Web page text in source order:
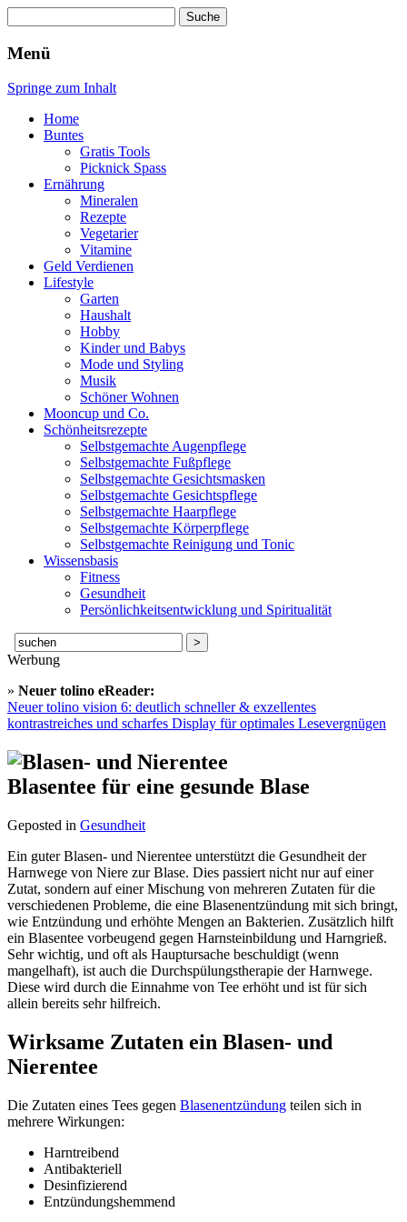
Pinkies
nach:
Menü
Springe zum Inhalt
Home
Buntes
Gratis Tools
Picknick Spass
Ernährung
Mineralen
Rezepte
Vegetarier
Vitamine
Geld Verdienen
Lifestyle
Garten
Haushalt
Hobby
Kinder und Babys
Mode und Styling
Musik
Schöner Wohnen
Mooncup und Co.
Schönheitsrezepte
Selbstgemachte Augenpflege
Selbstgemachte Fußpflege
Selbstgemachte Gesichtsmasken
Selbstgemachte Gesichtspflege
Selbstgemachte Haarpflege
Selbstgemachte Körperpflege
Selbstgemachte Reinigung und Tonic
Wissensbasis
Fitness
Gesundheit
Persönlichkeitsentwicklung und Spiritualität
Suche
nach:
Werbung
» Neuer tolino eReader:
Neuer tolino vision 6: deutlich schneller & exzellentes
kontrastreiches und scharfes Display für optimales Lesevergnügen
Blasentee für eine gesunde Blase
Geposted in Gesundheit
Ein guter Blasen- und Nierentee unterstützt die Gesundheit der
Harnwege von Niere zur Blase. Dies passiert nicht nur auf einer
Zutat, sondern auf einer Mischung von mehreren Zutaten für die
verschiedenen Probleme, die eine Blasenentzündung mit sich bringt,
wie Entzündung und erhöhte Mengen an Bakterien. Zusätzlich hilft
ein Blasentee vorbeugend gegen Harnsteinbildung und Harngrieß.
Sehr wichtig, und oft als Hauptursache beschuldigt (wenn
mangelhaft), ist auch die Durchspülungstherapie der Harnwege.
Diese wird durch die Einnahme von Tee erhöht und ist für sich
allein bereits sehr hilfreich.
Wirksame Zutaten ein Blasen- und
Nierentee
Die Zutaten eines Tees gegen Blasenentzündung teilen sich in
mehrere Wirkungen:
Harntreibend
Antibakteriell
Desinfizierend
Entzündungshemmend